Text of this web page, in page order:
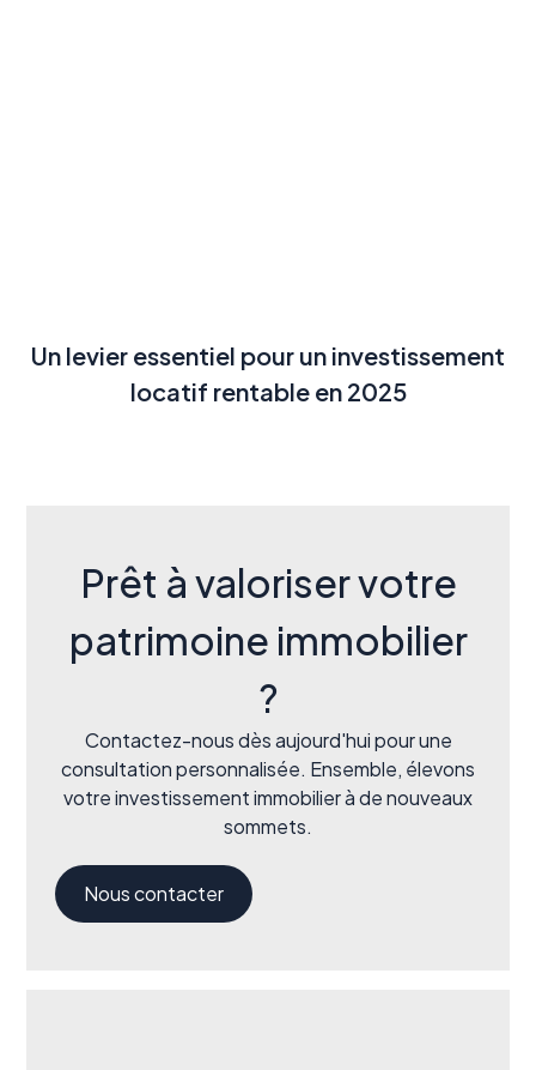
Un levier essentiel pour un investissement
locatif rentable en 2025
Prêt à valoriser votre
patrimoine immobilier
?
Contactez-nous dès aujourd'hui pour une
consultation personnalisée. Ensemble, élevons
votre investissement immobilier à de nouveaux
sommets.
Nous contacter